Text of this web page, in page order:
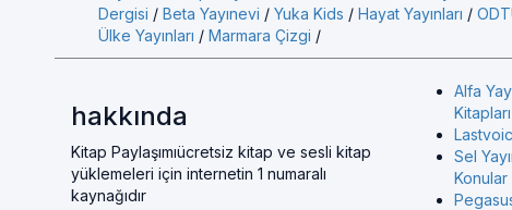
Dergisi / Beta Yayınevi / Yuka Kids / Hayat Yayınları /
Ülke Yayınları / Marmara Çizgi /
hakkında
Kitap Paylaşımıücretsiz kitap ve sesli kitap
yüklemeleri için internetin 1 numaralı
kaynağıdır
Alfa
Kitapları
Sel
Konular